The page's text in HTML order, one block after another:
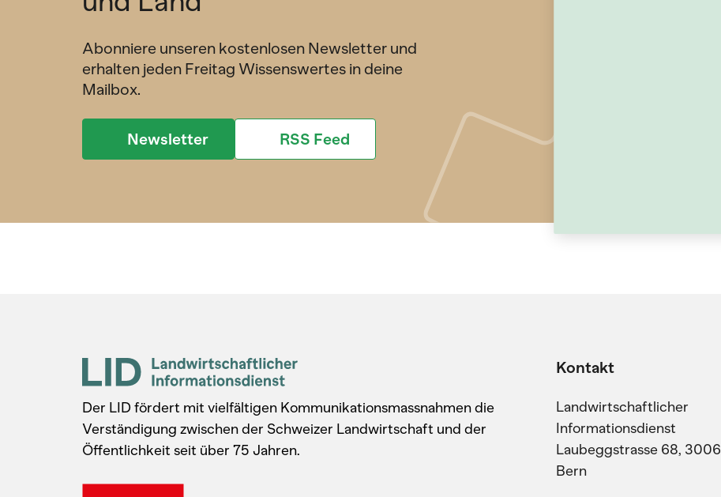
Abonniere unseren kostenlosen Newsletter und
erhalten jeden Freitag Wissenswertes in deine
Mailbox.
Newsletter RSS Feed
Der LID fördert mit vielfältigen Kommunikationsmassnahmen die
Verständigung zwischen der Schweizer Landwirtschaft und der
Öffentlichkeit seit über 75 Jahren.
Kontakt
Landwirtschaftlicher
Informationsdienst
Laubeggstrasse 68, 3006
Bern